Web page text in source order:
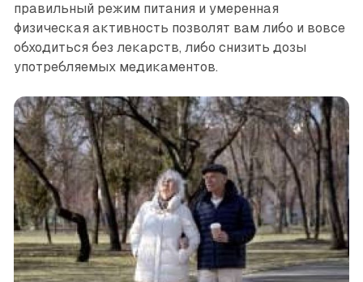
правильный режим питания и умеренная
физическая активность позволят вам либо и вовсе
обходиться без лекарств, либо снизить дозы
употребляемых медикаментов.